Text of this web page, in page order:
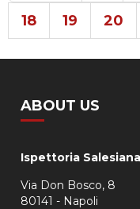
18 19 20
ABOUT US
Ispettoria
Via Don Bosco, 8
80141 - Napoli